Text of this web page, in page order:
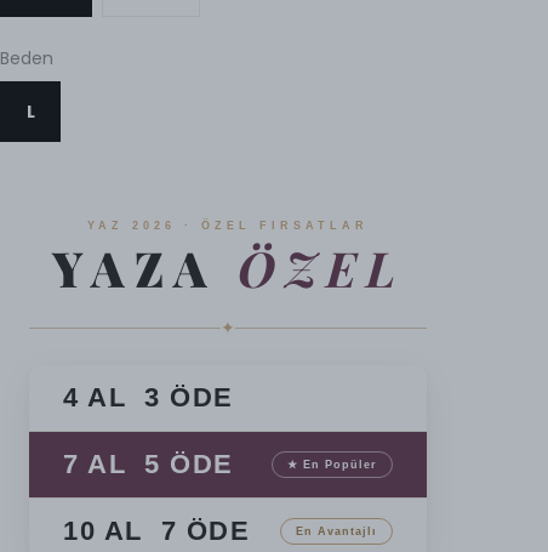
Beden
L
YAZ 2026 · ÖZEL FIRSATLAR
YAZA ÖZEL
✦
4 AL 3 ÖDE
7 AL 5 ÖDE ★ En Popüler
10 AL 7 ÖDE En Avantajlı